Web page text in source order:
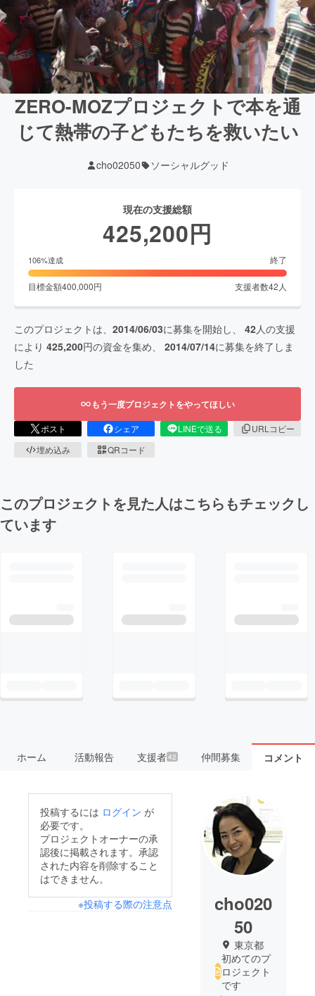
ZERO-MOZプロジェクトで本を通
じて熱帯の子どもたちを救いたい
cho02050 ソーシャルグッド
現在の支援総額
425,200円
106%達成 終了
目標金額400,000円 支援者数42 人
このプロジェクトは、 2014/06/03に募集を開始し、 42人の支援
により 425,200円の資金を集め、 2014/07/14に募集を終了しま
した
もう一度プロジェクトをやってほしい
ポスト シェア LINEで送る
URLコピー
埋め込み
QRコード
このプロジェクトを見た人はこちらもチェックし
ています
ホーム 活動報告 支援者42 仲間募集 コメント
投稿するには ログイン が
必要です。
プロジェクトオーナーの承
認後に掲載されます。承認
された内容を削除すること
はできません。
※投稿する際の注意点
cho020
50
東京都
初めてのプ
ロジェクト
です